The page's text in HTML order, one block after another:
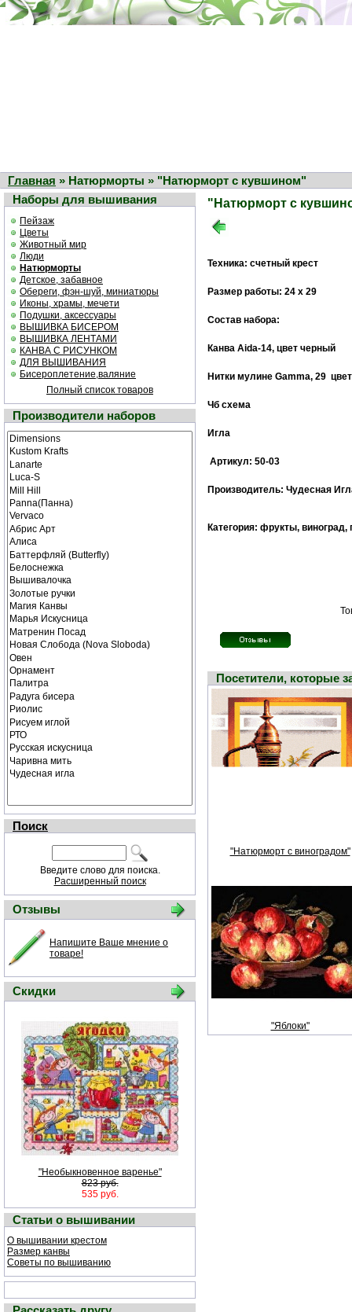
Главная » Натюрморты » "Натюрморт с кувшином"
Наборы для вышивания
Пейзаж
Цветы
Животный мир
Люди
Натюрморты
Детское, забавное
Обереги, фэн-шуй, миниатюры
Иконы, храмы, мечети
Подушки, аксессуары
ВЫШИВКА БИСЕРОМ
ВЫШИВКА ЛЕНТАМИ
КАНВА С РИСУНКОМ
ДЛЯ ВЫШИВАНИЯ
Бисероплетение,валяние
Полный список товаров
Производители наборов
Поиск
Введите слово для поиска.
Расширенный поиск
Отзывы
Напишите Ваше мнение о
товаре!
Скидки
"Необыкновенное варенье"
823 руб.
535 руб.
Статьи о вышивании
О вышивании крестом
Размер канвы
Советы по вышиванию
"Натюрморт с
Техника: счетный крест
Размер работы: 24 х 29
Состав набора:
Канва Aida-14, цвет черный
Нитки мулине Gamma, 29
Чб схема
Игла
Артикул: 50-03
Производитель: Чудесная
Категория: фрукты, виноград,
Посетители, которые
"Натюрморт с виноградом"
"Яблоки"